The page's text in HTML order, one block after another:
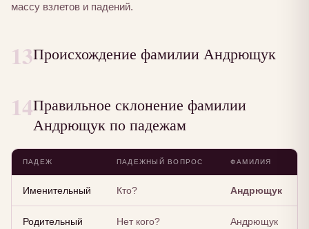
массу взлетов и падений.
13Происхождение фамилии Андрющук
14Правильное склонение фамилии
Андрющук по падежам
ПАДЕЖ ПАДЕЖНЫЙ ВОПРОС ФАМИЛИЯ
Именительный Кто? Андрющук
Родительный Нет кого? Андрющук